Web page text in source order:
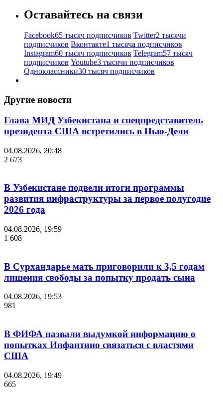
Оставайтесь на связи
Facebook65 тысяч подписчиков Twitter2 тысячи
подписчиков Вконтакте1 тысяча подписчиков
Instagram60 тысяч подписчиков Telegram57 тысяч
подписчиков Youtube3 тысячи подписчиков
Одноклассники30 тысяч подписчиков
Другие новости
Глава МИД Узбекистана и спецпредставитель
президента США встретились в Нью-Дели
04.08.2026, 20:48
2 673
В Узбекистане подвели итоги программы
развития инфраструктуры за первое полугодие
2026 года
04.08.2026, 19:59
1 608
В Сурхандарье мать приговорили к 3,5 годам
лишения свободы за попытку продать сына
04.08.2026, 19:53
981
В ФИФА назвали выдумкой информацию о
попытках Инфантино связаться с властями
США
04.08.2026, 19:49
665